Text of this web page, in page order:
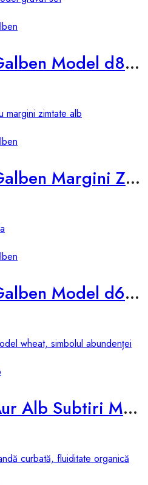
Verighete Aur Galben Model d838-g
Verighete Aur Galben Margini Zimtate d631-g
Verighete Aur Galben Model d678-g
Verighete Din Aur Alb Subtiri Model D029AS